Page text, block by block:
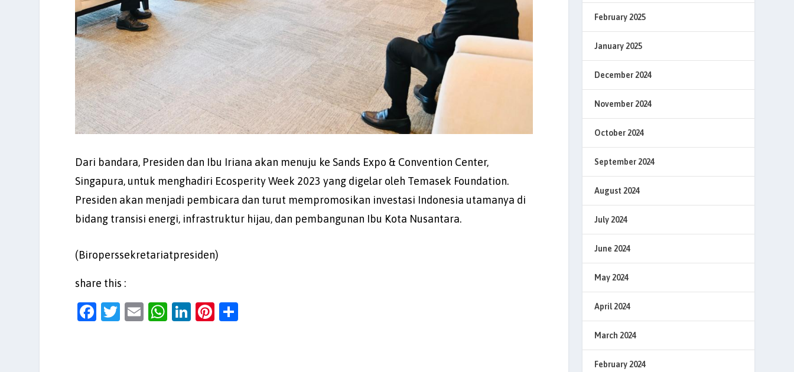
Dari bandara, Presiden dan Ibu Iriana akan menuju ke Sands Expo & Convention Center,
Singapura, untuk menghadiri Ecosperity Week 2023 yang digelar oleh Temasek Foundation.
Presiden akan menjadi pembicara dan turut mempromosikan investasi Indonesia utamanya di
bidang transisi energi, infrastruktur hijau, dan pembangunan Ibu Kota Nusantara.
(Biroperssekretariatpresiden)
share this :
F
T
E
W Li
Pi
February 2025
January 2025
December 2024
November 2024
October 2024
September 2024
August 2024
July 2024
June 2024
May 2024
April 2024
March 2024
February 2024